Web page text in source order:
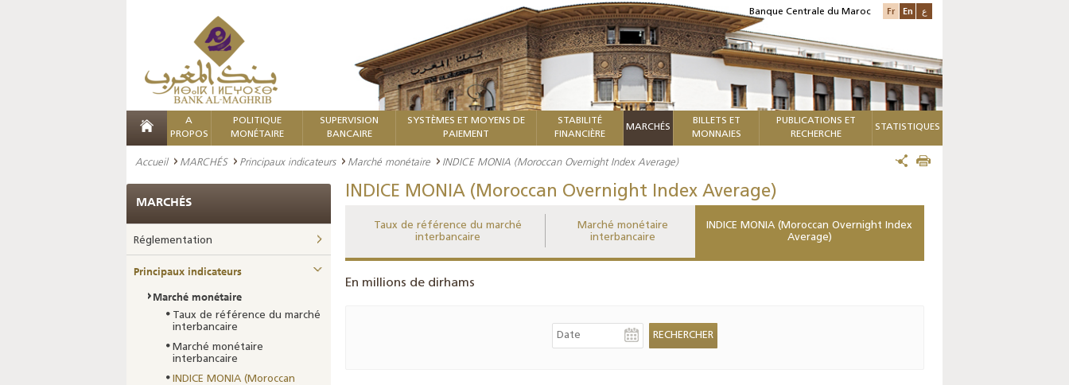
Banque Centrale du Maroc Fr En ع
A
PROPOS
POLITIQUE
MONÉTAIRE
SUPERVISION
BANCAIRE
SYSTÈMES ET MOYENS DE
PAIEMENT
STABILITÉ
FINANCIÈRE
MARCHÉS
BILLETS ET
MONNAIES
PUBLICATIONS ET
RECHERCHE
STATISTIQUES
Accueil MARCHÉS Principaux indicateurs Marché monétaire INDICE MONIA (Moroccan Overnight Index Average)
INDICE MONIA (Moroccan Overnight Index Average)
Taux de référence du marché
interbancaire
Marché monétaire
interbancaire
INDICE MONIA (Moroccan Overnight Index
Average)
En millions de dirhams
MARCHÉS
Réglementation
Principaux indicateurs
Marché monétaire
Taux de référence du marché
interbancaire
Marché monétaire
interbancaire
INDICE MONIA (Moroccan